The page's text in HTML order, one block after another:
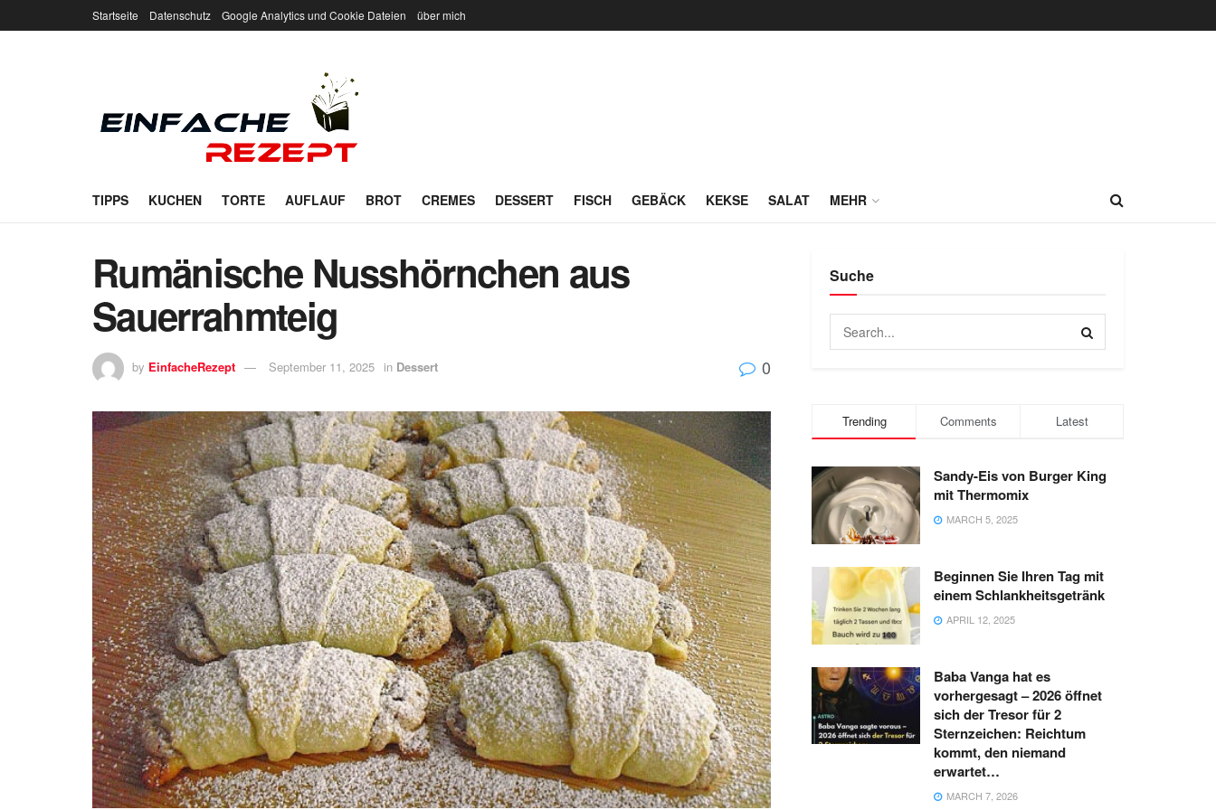
Startseite Datenschutz Google Analytics und Cookie Dateien über mich
TIPPS KUCHEN TORTE AUFLAUF BROT CREMES DESSERT FISCH GEBÄCK KEKSE SALAT MEHR
Rumänische Nusshörnchen aus
Sauerrahmteig
by EinfacheRezept September 11, 2025 in Dessert 0
Suche
Trending Comments Latest
Sandy-Eis von Burger King
mit Thermomix
MARCH 5, 2025
Beginnen Sie Ihren Tag mit
einem Schlankheitsgetränk
APRIL 12, 2025
Baba Vanga hat es
vorhergesagt – 2026 öffnet
sich der Tresor für 2
Sternzeichen: Reichtum
kommt, den niemand
erwartet…
MARCH 7, 2026